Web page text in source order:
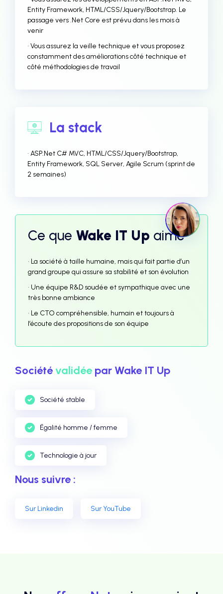
Entity Framework, HTML/CSS/Jquery/Bootstrap. Le
passage vers .Net Core est prévu dans les mois à
venir
• Vous assurez la veille technique et vous proposez
constamment des améliorations côté technique et
côté méthodologies de travail
La stack
• ASP.Net C# MVC, HTML/CSS/Jquery/Bootstrap,
Entity Framework, SQL Server, Agile Scrum (sprint de
2 semaines)
Ce que Wake IT Up aime
• La société à taille humaine, mais qui fait partie d’un
grand groupe qui assure sa stabilité et son évolution
• Une équipe R&D soudée et sympathique avec une
très bonne ambiance
• Le CTO compréhensible, humain et toujours à
l’écoute des propositions de son équipe
Sociétévalidée par Wake IT Up
Société stable
Égalité homme / femme
Technologie à jour
Nous suivre :
Sur Linkedin Sur YouTube